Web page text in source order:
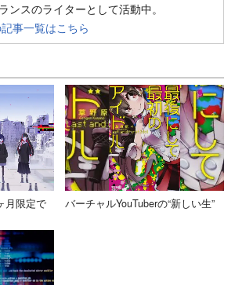
ンスのライターとして活動中。
事一覧はこちら
月限定で
バーチャルYouTuberの“新しい生”